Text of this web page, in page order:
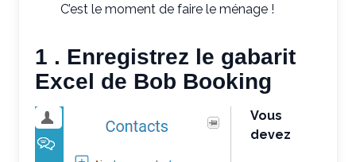
C’est le moment de faire le ménage !
1 . Enregistrez le gabarit
Excel de Bob Booking
Vous
devez